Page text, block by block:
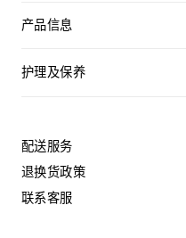
产品信息
衬里：76%锦纶，24%氨纶
编号：RZ01E152C.38NO
护理及保养
不可熨烫。
不可干洗。
配送服务
退换货政策
联系客服